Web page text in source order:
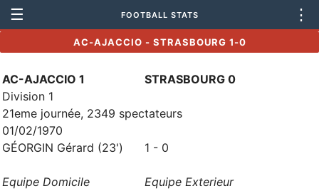
☰ FOOTBALL STATS ⋮
AC-AJACCIO - STRASBOURG 1-0
AC-AJACCIO 1
STRASBOURG 0
Division 1
21eme journée, 2349 spectateurs
01/02/1970
GÉORGIN Gérard (23')
1 - 0
Equipe Domicile
Equipe Exterieur